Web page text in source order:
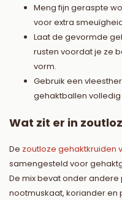
Meng fijn geraspte
voor extra
Laat de gevormde
rusten voordat je ze
vorm.
Gebruik een
gehaktballen volledig
Wat zit er in
De zoutloze gehaktkruiden
samengesteld voor
De mix bevat onder
nootmuskaat, koriander en